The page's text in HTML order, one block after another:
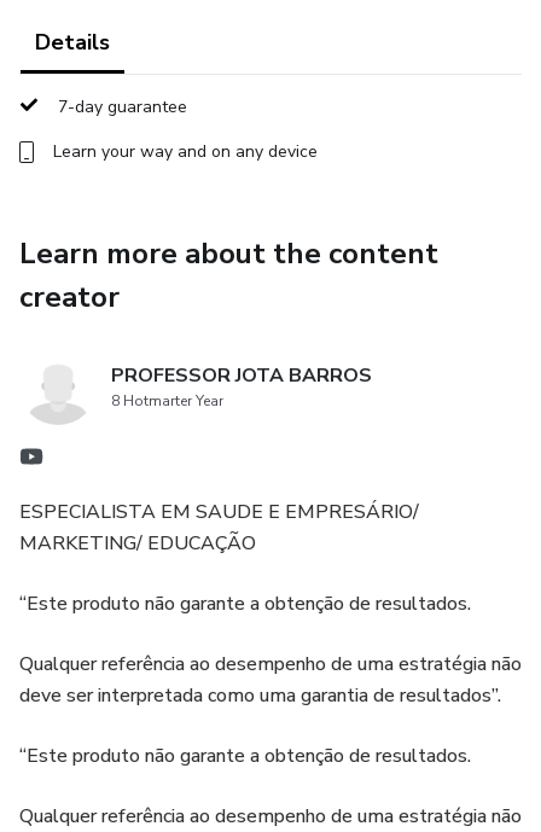
HOW DEPRESSION DEPRESSION FATTENERS
HOW BODY PAINS GET FAT
YOUR COUNTRY'S CULTURE FATENS
THE STYLE OF LIVING FAT
WITH
FAT IN FIG
PDF + BONUS
EMAIL
https://youtu.be/1xNufO8YOmo
money-business
Details
7-day guarantee
Learn your way and on any device
Learn more about the content
creator
PROFESSOR JOTA BARROS
8 Hotmarter Year
ESPECIALISTA EM SAUDE E EMPRESÁRIO/
MARKETING/ EDUCAÇÃO
“Este produto não garante a obtenção de resultados.
Qualquer referência ao desempenho de uma estratégia não
deve ser interpretada como uma garantia de resultados”.
“Este produto não garante a obtenção de resultados.
Qualquer referência ao desempenho de uma estratégia não